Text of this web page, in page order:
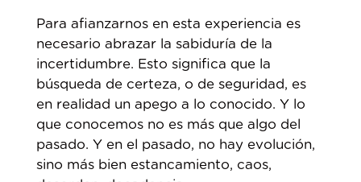
Para afianzarnos en esta experiencia es
necesario abrazar la sabiduría de la
incertidumbre. Esto significa que la
búsqueda de certeza, o de seguridad, es
en realidad un apego a lo conocido. Y lo
que conocemos no es más que algo del
pasado. Y en el pasado, no hay evolución,
sino más bien estancamiento, caos,